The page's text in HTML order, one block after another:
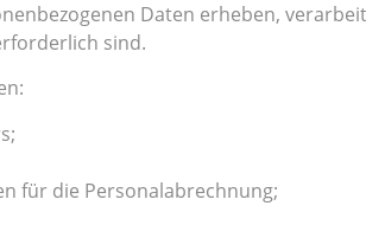
Daten erheben,
sind.
für die Personalabrechnung;